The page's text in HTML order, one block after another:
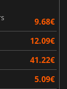
9.68€
12.09€
41.22€
5.09€